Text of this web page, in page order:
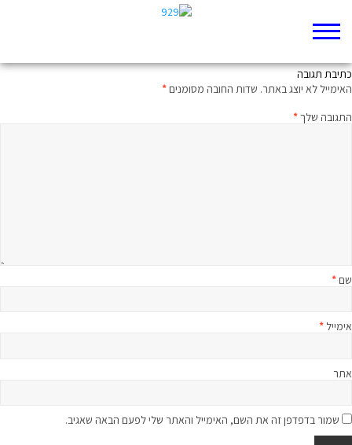
כתיבת תגובה
האימייל לא יוצג באתר. שדות החובה מסומנים*
התגובה שלך*
שם*
אימייל *
אתר
שמור בדפדפן זה את השם, האימייל והאתר שלי לפעם הבאה שאגיב.